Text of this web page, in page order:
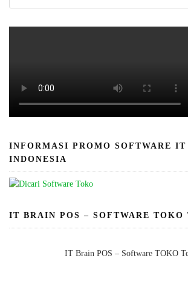
INFORMASI PROMO SOFTWARE
INDONESIA
IT BRAIN POS – SOFTWARE TOKO
IT Brain POS – Software TOKO